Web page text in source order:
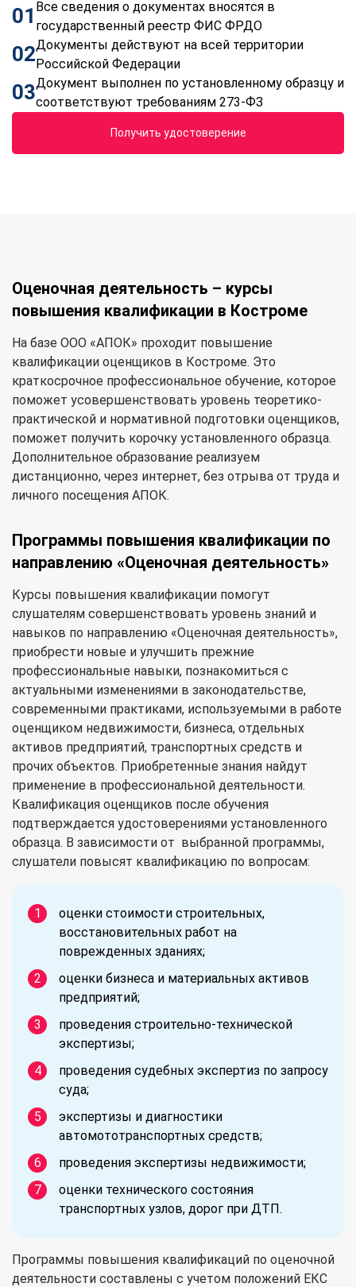
01 Все сведения о документах вносятся в
государственный реестр ФИС ФРДО
02Документы действуют на всей территории
Российской Федерации
03Документ выполнен по установленному образцу и
соответствуют требованиям 273-ФЗ
Получить удостоверение
Оценочная деятельность – курсы
повышения квалификации в Костроме
На базе ООО «АПОК» проходит повышение
квалификации оценщиков в Костроме. Это
краткосрочное профессиональное обучение, которое
поможет усовершенствовать уровень теоретико-
практической и нормативной подготовки оценщиков,
поможет получить корочку установленного образца.
Дополнительное образование реализуем
дистанционно, через интернет, без отрыва от труда и
личного посещения АПОК.
Программы повышения квалификации по
направлению «Оценочная деятельность»
Курсы повышения квалификации помогут
слушателям совершенствовать уровень знаний и
навыков по направлению «Оценочная деятельность»,
приобрести новые и улучшить прежние
профессиональные навыки, познакомиться с
актуальными изменениями в законодательстве,
современными практиками, используемыми в работе
оценщиком недвижимости, бизнеса, отдельных
активов предприятий, транспортных средств и
прочих объектов. Приобретенные знания найдут
применение в профессиональной деятельности.
Квалификация оценщиков после обучения
подтверждается удостоверениями установленного
образца. В зависимости от выбранной программы,
слушатели повысят квалификацию по вопросам:
оценки стоимости строительных,
восстановительных работ на
поврежденных зданиях;
оценки бизнеса и материальных активов
предприятий;
проведения строительно-технической
экспертизы;
проведения судебных экспертиз по запросу
суда;
экспертизы и диагностики
автомототранспортных средств;
проведения экспертизы недвижимости;
оценки технического состояния
транспортных узлов, дорог при ДТП.
Программы повышения квалификаций по оценочной
деятельности составлены с учетом положений ЕКС